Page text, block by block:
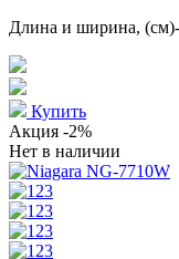
Длина и ширина,
Купить
Акция -2%
Нет в наличии